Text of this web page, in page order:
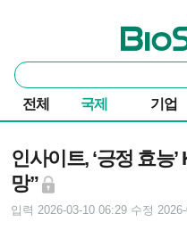
바이오스
통
합
검
색
전체 국제 기업
인사이트, ‘긍정 효능
망”
입력 2026-03-10 06:29 수정